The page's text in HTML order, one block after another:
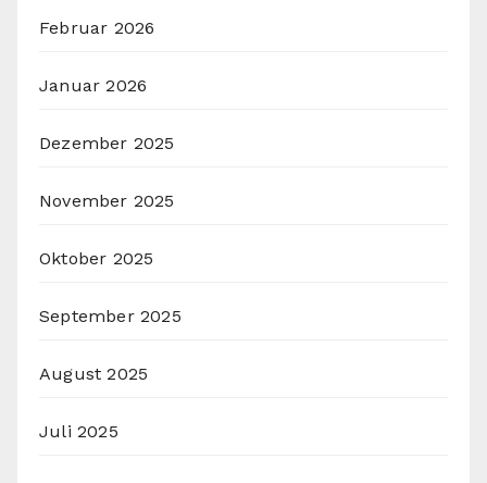
Februar 2026
Januar 2026
Dezember 2025
November 2025
Oktober 2025
September 2025
August 2025
Juli 2025